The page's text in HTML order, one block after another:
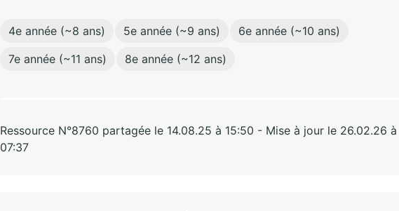
4e année (~8 ans) 5e année (~9 ans)
6e année (~10 ans)
7e année (~11 ans)
8e année (~12 ans)
Ressource N°8760 partagée le 14.08.25 à 15:50 - Mise à jour le 26.02.26 à
07:37